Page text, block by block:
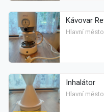
Kávovar
Hlavní
Inhalátor
Hlavní